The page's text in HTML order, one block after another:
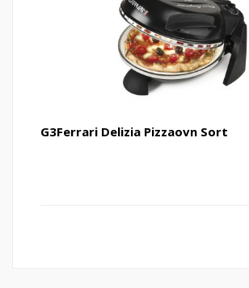
G3Ferrari Delizia Pizzaovn Sort